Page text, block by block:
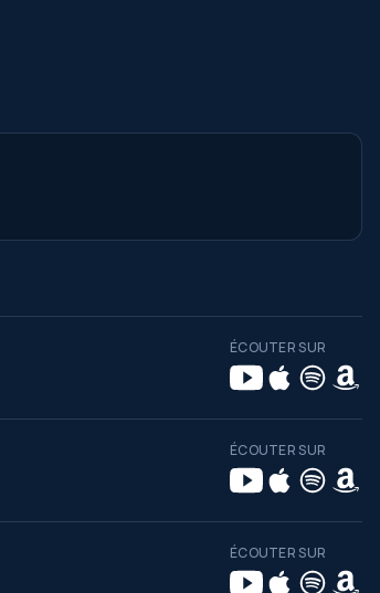
ÉCOUTER SUR
ÉCOUTER SUR
ÉCOUTER SUR